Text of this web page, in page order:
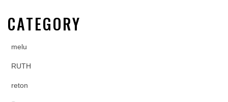
CATEGORY
melu
RUTH
reton